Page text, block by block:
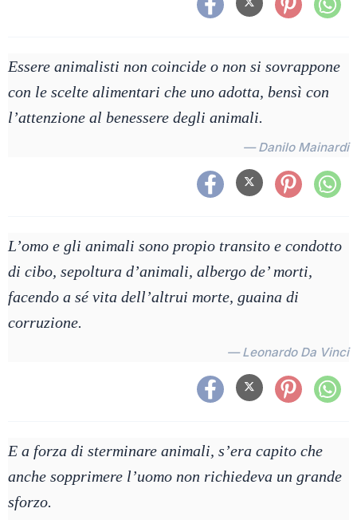
Essere animalisti non coincide o non si sovrappone
con le scelte alimentari che uno adotta, bensì con
l’attenzione al benessere degli animali.
— Danilo Mainardi
L’omo e gli animali sono propio transito e condotto
di cibo, sepoltura d’animali, albergo de’ morti,
facendo a sé vita dell’altrui morte, guaina di
corruzione.
— Leonardo Da Vinci
E a forza di sterminare animali, s’era capito che
anche sopprimere l’uomo non richiedeva un grande
sforzo.